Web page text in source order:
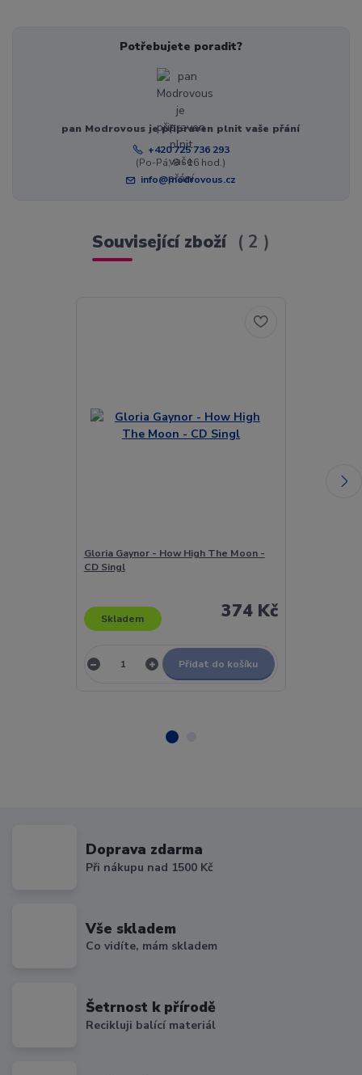
Potřebujete poradit?
pan Modrovous je připraven plnit vaše přání
+420 725 736 293
(Po-Pá, 8 - 16 hod.)
info@modrovous.cz
Související zboží 2
Gloria Gaynor - How High The Moon -
CD Singl
374 Kč
Skladem
Přidat do košíku
Doprava zdarma
Při nákupu nad 1500 Kč
Vše skladem
Co vidíte, mám skladem
Šetrnost k přírodě
Recikluji balící materiál